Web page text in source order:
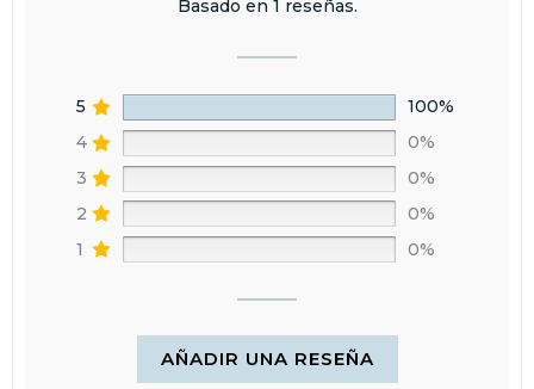
Basado en 1 reseñas.
5
100%
4
0%
3
0%
2
0%
1
0%
AÑADIR UNA RESEÑA